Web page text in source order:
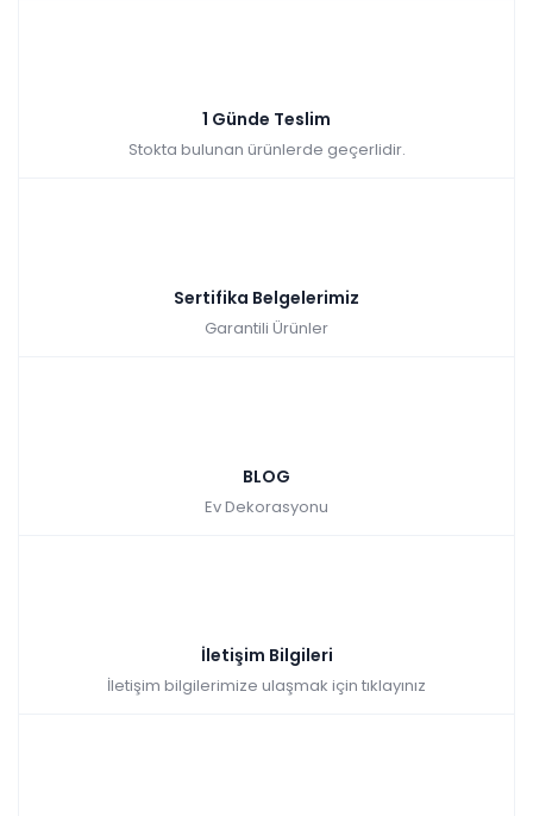
1 Günde Teslim
Stokta bulunan ürünlerde geçerlidir.
Sertifika Belgelerimiz
Garantili Ürünler
BLOG
Ev Dekorasyonu
İletişim Bilgileri
İletişim bilgilerimize ulaşmak için tıklayınız